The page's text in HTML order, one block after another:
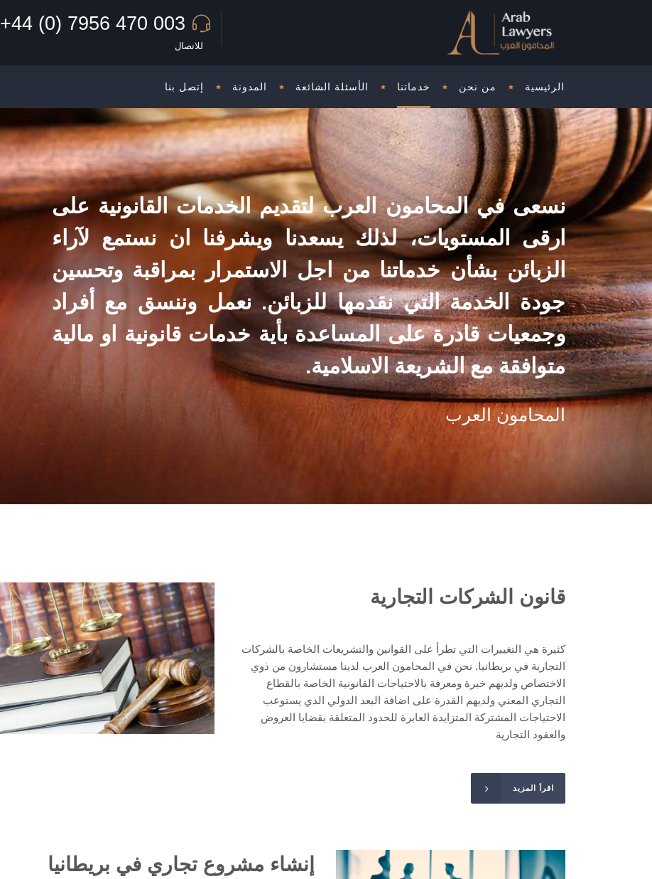
+44 (0) 7956 470 003
للاتصال
الرئيسية من نحن خدماتنا الأسئلة الشائعة المدونة إتصل بنا
نسعى في المحامون العرب لتقديم الخدمات القانونية على
ارقى المستويات، لذلك يسعدنا ويشرفنا ان نستمع لآراء
الزبائن بشأن خدماتنا من اجل الاستمرار بمراقبة وتحسين
جودة الخدمة التي نقدمها للزبائن. نعمل وننسق مع أفراد
وجمعيات قادرة على المساعدة بأية خدمات قانونية او مالية
متوافقة مع الشريعة الاسلامية.
المحامون العرب
قانون الشركات التجارية
كثيرة هي التغييرات التي تطرأ على القوانين والتشريعات الخاصة بالشركات
التجارية في بريطانيا. نحن في المحامون العرب لدينا مستشارون من ذوي
الاختصاص ولديهم خبرة ومعرفة بالاحتياجات القانونية الخاصة بالقطاع
التجاري المعني ولديهم القدرة على اضافة البعد الدولي الذي يستوعب
الاحتياجات المشتركة المتزايدة العابرة للحدود المتعلقة بقضايا العروض
والعقود التجارية
اقرأ المزيد
إنشاء مشروع تجاري في بريطانيا